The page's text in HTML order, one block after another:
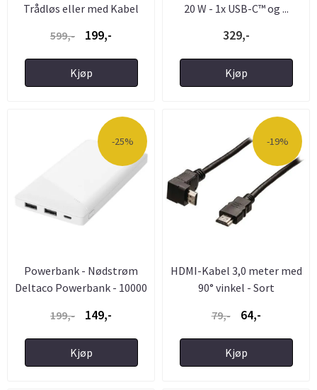
Trådløs eller med Kabel
599,-
199,-
Kjøp
20 W - 1x USB-C™ og ...
329,-
Kjøp
-25%
Powerbank - Nødstrøm
Deltaco Powerbank - 10000
199,- 149,-
Kjøp
-19%
HDMI-Kabel 3,0 meter med
90° vinkel - Sort
79,-
64,-
Kjøp